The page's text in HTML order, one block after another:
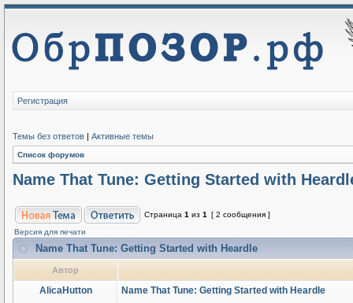
Регистрация
Темы без ответов | Активные темы
Список форумов
Name That Tune: Getting Started with
Страница 1 из 1
[ 2 сообщения ]
Версия для печати
Name That Tune: Getting Started with Heardle
Автор
AlicaHutton Name That Tune: Getting Started with Heardle